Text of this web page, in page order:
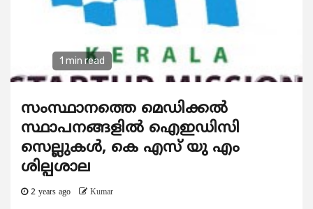
1 min read
സംസ്ഥാനത്തെ മെഡിക്കല്‍
സ്ഥാപനങ്ങളില്‍ ഐഇഡിസി
സെല്ലുകള്‍, കെ എസ് യു എം
ശില്പശാല
2 years ago Kumar